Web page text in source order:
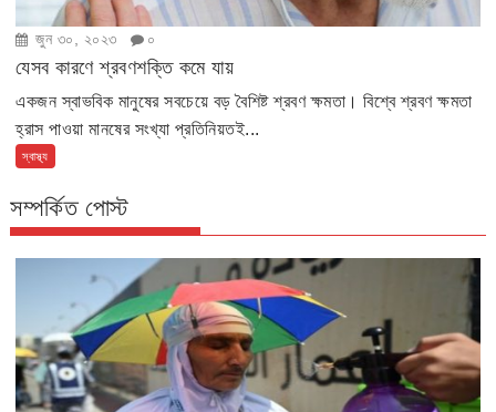
জুন ৩০, ২০২৩ ০
যেসব কারণে শ্রবণশক্তি কমে যায়
একজন স্বাভবিক মানুষের সবচেয়ে বড় বৈশিষ্ট শ্রবণ ক্ষমতা। বিশ্বে শ্রবণ ক্ষমতা
হ্রাস পাওয়া মানষের সংখ্যা প্রতিনিয়তই...
স্বাস্থ্য
সম্পর্কিত পোস্ট